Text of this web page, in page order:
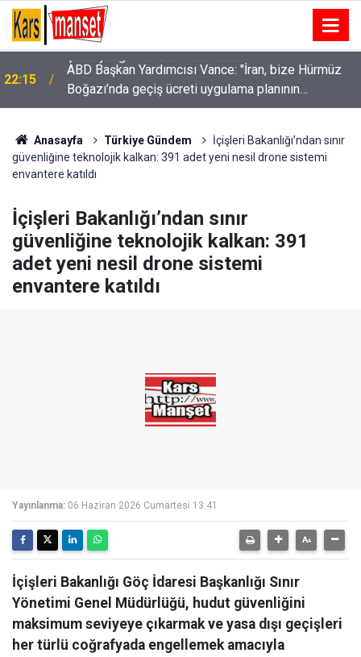
22:15
ABD Başkan Yardımcısı Vance: "İran, bize Hürmüz
Boğazı’nda geçiş ücreti uygulama planının
olmadığını söyledi"
Anasayfa Türkiye Gündem
İçişleri Bakanlığı’ndan sınır
güvenliğine teknolojik kalkan: 391 adet yeni nesil drone sistemi
envantere katıldı
İçişleri Bakanlığı’ndan sınır
güvenliğine teknolojik kalkan: 391
adet yeni nesil drone sistemi
envantere katıldı
Yayınlanma: 06 Haziran 2026 Cumartesi 13:41
İçişleri Bakanlığı Göç İdaresi Başkanlığı Sınır
Yönetimi Genel Müdürlüğü, hudut güvenliğini
maksimum seviyeye çıkarmak ve yasa dışı geçişleri
her türlü coğrafyada engellemek amacıyla